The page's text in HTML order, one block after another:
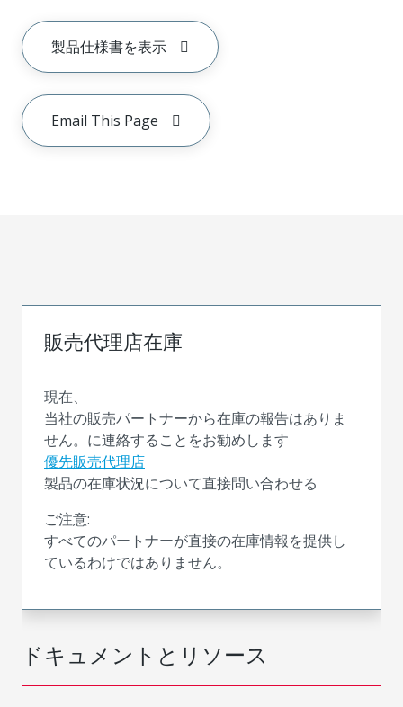
製品仕様書を表示
Email This Page
ドキュメントとリソース
販売代理店在庫
現在、
当社の販売パートナーから在庫の報告はありま
せん。に連絡することをお勧めします
優先販売代理店
製品の在庫状況について直接問い合わせる
ご注意:
すべてのパートナーが直接の在庫情報を提供し
ているわけではありません。